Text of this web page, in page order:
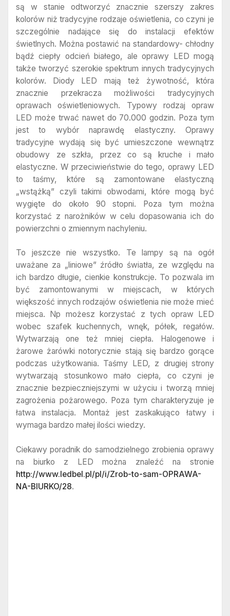
są w stanie odtworzyć znacznie szerszy zakres
kolorów niż tradycyjne rodzaje oświetlenia, co czyni je
szczególnie nadające się do instalacji efektów
świetlnych. Można postawić na standardowy- chłodny
bądź ciepły odcień białego, ale oprawy LED mogą
także tworzyć szerokie spektrum innych tradycyjnych
kolorów. Diody LED mają też żywotność, która
znacznie przekracza możliwości tradycyjnych
oprawach oświetleniowych. Typowy rodzaj opraw
LED może trwać nawet do 70.000 godzin. Poza tym
jest to wybór naprawdę elastyczny. Oprawy
tradycyjne wydają się być umieszczone wewnątrz
obudowy ze szkła, przez co są kruche i mało
elastyczne. W przeciwieństwie do tego, oprawy LED
to taśmy, które są zamontowane elastyczną
„wstążką” czyli takimi obwodami, które mogą być
wygięte do około 90 stopni. Poza tym można
korzystać z narożników w celu dopasowania ich do
powierzchni o zmiennym nachyleniu.
To jeszcze nie wszystko. Te lampy są na ogół
uważane za „liniowe” źródło światła, ze względu na
ich bardzo długie, cienkie konstrukcje. To pozwala im
być zamontowanymi w miejscach, w których
większość innych rodzajów oświetlenia nie może mieć
miejsca. Np możesz korzystać z tych opraw LED
wobec szafek kuchennych, wnęk, półek, regałów.
Wytwarzają one też mniej ciepła. Halogenowe i
żarowe żarówki notorycznie stają się bardzo gorące
podczas użytkowania. Taśmy LED, z drugiej strony
wytwarzają stosunkowo mało ciepła, co czyni je
znacznie bezpieczniejszymi w użyciu i tworzą mniej
zagrożenia pożarowego. Poza tym charakteryzuje je
łatwa instalacja. Montaż jest zaskakująco łatwy i
wymaga bardzo małej ilości wiedzy.
Ciekawy poradnik do samodzielnego zrobienia oprawy
na biurko z LED można znaleźć na stronie
http://www.ledbel.pl/pl/i/Zrob-to-sam-OPRAWA-
NA-BIURKO/28.